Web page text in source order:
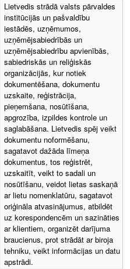
Lietvedis strādā valsts pārvaldes
institūcijās un pašvaldību
iestādēs, uzņēmumos,
uzņēmējsabiedrībās un
uzņēmējsabiedrību apvienībās,
sabiedriskās un reliģiskās
organizācijās, kur notiek
dokumentēšana, dokumentu
uzskaite, reģistrācija,
pieņemšana, nosūtīšana,
apgrozība, izpildes kontrole un
saglabāšana. Lietvedis spēj veikt
dokumentu noformēšanu,
sagatavot dažāda līmeņa
dokumentus, tos reģistrēt,
uzskaitīt, veikt to sadali un
nosūtīšanu, veidot lietas saskaņā
ar lietu nomenklatūru, sagatavot
oriģināla atvasinājumus, atbildēt
uz korespondencēm un sazināties
ar klientiem, organizēt darījuma
braucienus, prot strādāt ar biroja
tehniku, veikt informācijas un datu
apstrādi.